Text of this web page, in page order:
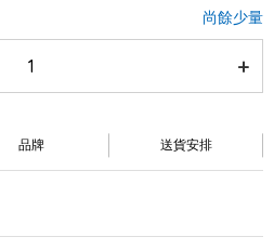
尚餘少量
品牌 送貨安排